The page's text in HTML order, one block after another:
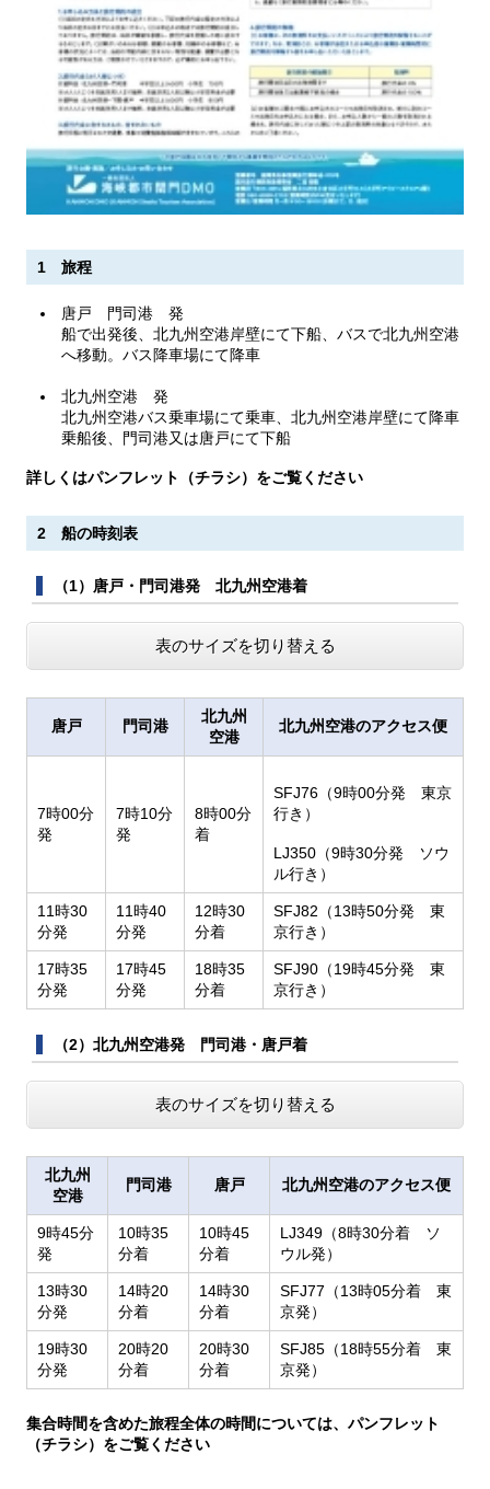
1 旅程
唐戸 門司港 発
船で出発後、北九州空港岸壁にて下船、バスで北九州空港
へ移動。バス降車場にて降車
北九州空港 発
北九州空港バス乗車場にて乗車、北九州空港岸壁にて降車
乗船後、門司港又は唐戸にて下船
詳しくはパンフレット（チラシ）をご覧ください
2 船の時刻表
（1）唐戸・門司港発 北九州空港着
表のサイズを切り替える
唐戸 門司港
北九州
空港
北九州空港のアクセス便
7時00分
発
7時10分
発
8時00分
着
SFJ76（9時00分発 東京
行き）
LJ350（9時30分発 ソウ
ル行き）
11時30
分発
11時40
分発
12時30
分着
SFJ82（13時50分発 東
京行き）
17時35
分発
17時45
分発
18時35
分着
SFJ90（19時45分発 東
京行き）
（2）北九州空港発 門司港・唐戸着
表のサイズを切り替える
北九州
空港
門司港 唐戸 北九州空港のアクセス便
9時45分
発
10時35
分着
10時45
分着
LJ349（8時30分着 ソ
ウル発）
13時30
分発
14時20
分着
14時30
分着
SFJ77（13時05分着 東
京発）
19時30
分発
20時20
分着
20時30
分着
SFJ85（18時55分着 東
京発）
集合時間を含めた旅程全体の時間については、パンフレット
（チラシ）をご覧ください